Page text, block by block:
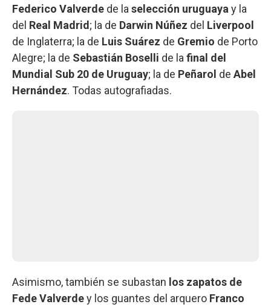
Federico Valverde de la selección uruguaya y la
del Real Madrid ; la de Darwin Núñez del Liverpool
de Inglaterra; la de Luis Suárez de Gremio de Porto
Alegre; la de Sebastián Boselli de la final del
Mundial Sub 20 de Uruguay; la de Peñarol de Abel
Hernández. Todas autografiadas.
Asimismo, también se subastan los zapatos de
Fede Valverdey los guantes del arquero Franco